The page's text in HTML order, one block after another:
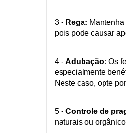
3 - Rega:
pois pode causar
4 - Adubação: Os
especialmente
Neste caso, opte
5 - Controle de
naturais ou